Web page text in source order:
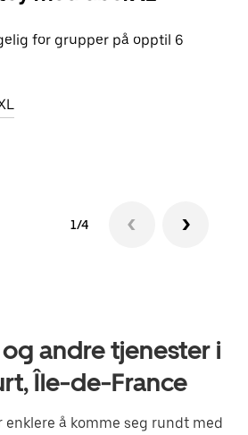
for grupper på opptil 6
1/4
andre tjenester i
Île-de-France
enklere å komme seg rundt med